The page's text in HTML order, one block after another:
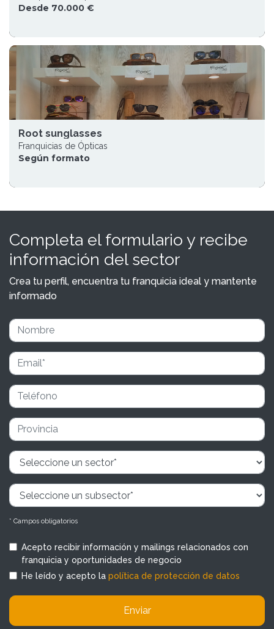
Desde 70.000 €
Root sunglasses
Franquicias de Ópticas
Según formato
Completa el formulario y recibe
información del sector
Crea tu perfil, encuentra tu franquicia ideal y mantente
informado
* Campos obligatorios
Acepto recibir información y mailings relacionados con
franquicia y oportunidades de negocio
He leído y acepto la política de protección de datos
Enviar